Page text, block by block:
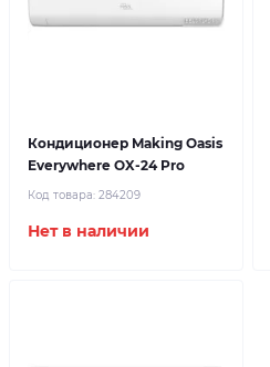
Кондиционер Making Oasis
Everywhere OX-24 Pro
Код товара: 284209
Нет в наличии